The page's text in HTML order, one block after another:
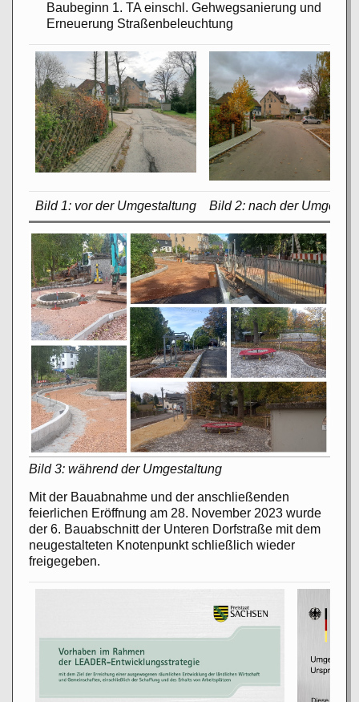
Baubeginn 1. TA einschl. Gehwegsanierung und
Erneuerung Straßenbeleuchtung
Bild 1: vor der Umgestaltung Bild 2: nach der
Bild 3: während der Umgestaltung
Mit der Bauabnahme und der anschließenden
feierlichen Eröffnung am 28. November 2023 wurde
der 6. Bauabschnitt der Unteren Dorfstraße mit dem
neugestalteten Knotenpunkt schließlich wieder
freigegeben.